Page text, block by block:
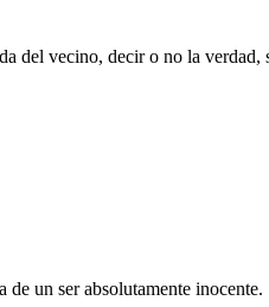
del vecino, decir o no la verdad,
un ser absolutamente inocente.